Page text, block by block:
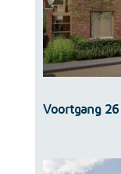
Voortgang